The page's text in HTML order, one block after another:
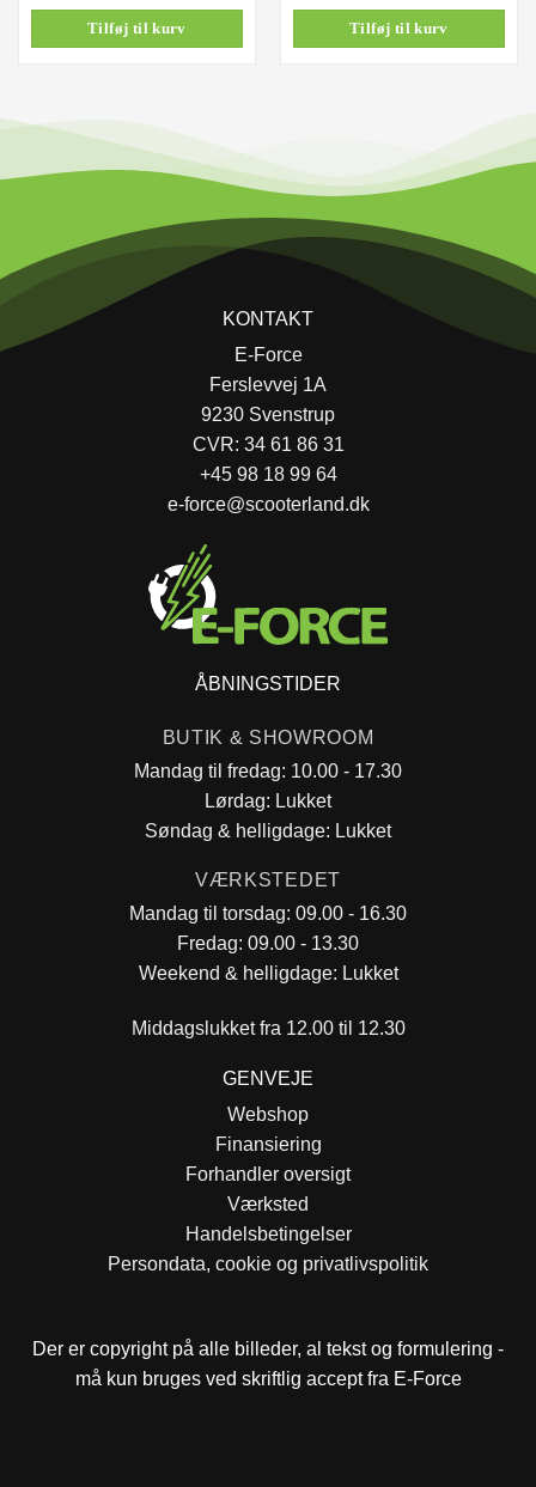
Tilføj til kurv Tilføj til kurv
KONTAKT
E-Force
Ferslevvej 1A
9230 Svenstrup
CVR: 34 61 86 31
+45 98 18 99 64
e-force@scooterland.dk
ÅBNINGSTIDER
BUTIK & SHOWROOM
Mandag til fredag: 10.00 - 17.30
Lørdag: Lukket
Søndag & helligdage: Lukket
VÆRKSTEDET
Mandag til torsdag: 09.00 - 16.30
Fredag: 09.00 - 13.30
Weekend & helligdage: Lukket
Middagslukket fra 12.00 til 12.30
GENVEJE
Webshop
Finansiering
Forhandler oversigt
Værksted
Handelsbetingelser
Persondata, cookie og privatlivspolitik
Der er copyright på alle billeder, al tekst og formulering -
må kun bruges ved skriftlig accept fra E-Force